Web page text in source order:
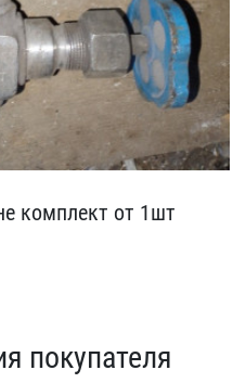
​комплект от 1шт
покупателя